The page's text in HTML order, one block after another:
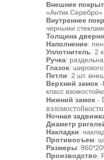
Внешнее
«Антик Серебро»
Внутреннее
черными
Толщина
Наполнение:
Уплотнитель: 2
Ручка:
Глазок:
Петли: 2 шт.
Верхний замок -
класс
Нижний замок -
взломостойкости
Ночная
Диаметр
Накладки:
Противосъем:
Размеры:
Производство: